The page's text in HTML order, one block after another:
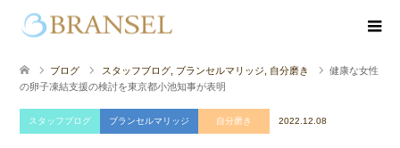
ブログ スタッフブログ ブランセルマリッジ 自分磨き
健康な女性
の卵子凍結支援の検討を東京都小池知事が表明
スタッフブログ ブランセルマリッジ 自分磨き 2022.12.08